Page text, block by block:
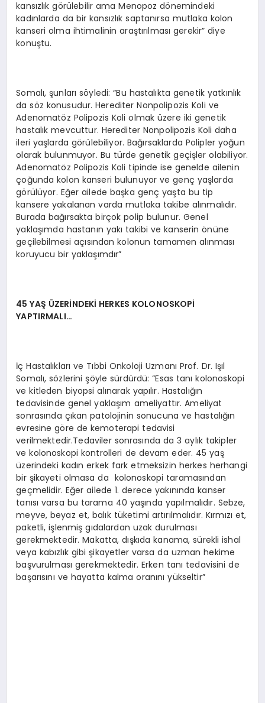
kansızlık görülebilir ama Menopoz dönemindeki
kadınlarda da bir kansızlık saptanırsa mutlaka kolon
kanseri olma ihtimalinin araştırılması gerekir” diye
konuştu.
Somalı, şunları söyledi: “Bu hastalıkta genetik yatkınlık
da söz konusudur. Herediter Nonpolipozis Koli ve
Adenomatöz Polipozis Koli olmak üzere iki genetik
hastalık mevcuttur. Herediter Nonpolipozis Koli daha
ileri yaşlarda görülebiliyor. Bağırsaklarda Polipler yoğun
olarak bulunmuyor. Bu türde genetik geçişler olabiliyor.
Adenomatöz Polipozis Koli tipinde ise genelde ailenin
çoğunda kolon kanseri bulunuyor ve genç yaşlarda
görülüyor. Eğer ailede başka genç yaşta bu tip
kansere yakalanan varda mutlaka takibe alınmalıdır.
Burada bağırsakta birçok polip bulunur. Genel
yaklaşımda hastanın yakı takibi ve kanserin önüne
geçilebilmesi açısından kolonun tamamen alınması
koruyucu bir yaklaşımdır”
45 YAŞ ÜZERİNDEKİ HERKES KOLONOSKOPİ
YAPTIRMALI…
İç Hastalıkları ve Tıbbi Onkoloji Uzmanı Prof. Dr. Işıl
Somalı, sözlerini şöyle sürdürdü: “Esas tanı kolonoskopi
ve kitleden biyopsi alınarak yapılır. Hastalığın
tedavisinde genel yaklaşım ameliyattır. Ameliyat
sonrasında çıkan patolojinin sonucuna ve hastalığın
evresine göre de kemoterapi tedavisi
verilmektedir.Tedaviler sonrasında da 3 aylık takipler
ve kolonoskopi kontrolleri de devam eder. 45 yaş
üzerindeki kadın erkek fark etmeksizin herkes herhangi
bir şikayeti olmasa da kolonoskopi taramasından
geçmelidir. Eğer ailede 1. derece yakınında kanser
tanısı varsa bu tarama 40 yaşında yapılmalıdır. Sebze,
meyve, beyaz et, balık tüketimi artırılmalıdır. Kırmızı et,
paketli, işlenmiş gıdalardan uzak durulması
gerekmektedir. Makatta, dışkıda kanama, sürekli ishal
veya kabızlık gibi şikayetler varsa da uzman hekime
başvurulması gerekmektedir. Erken tanı tedavisini de
başarısını ve hayatta kalma oranını yükseltir”